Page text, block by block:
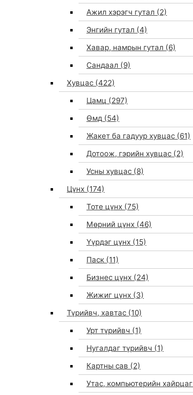
Ажил хэрэгч гутал (2)
Энгийн гутал (4)
Хавар, намрын гутал (6)
Сандаал (9)
Хувцас (422)
Цамц (297)
Өмд (54)
Жакет ба гадуур хувцас (61)
Дотоож, гэрийн хувцас (2)
Усны хувцас (8)
Цүнх (174)
Тоте цүнх (75)
Мөрний цүнх (46)
Үүрдэг цүнх (15)
Паск (11)
Бизнес цүнх (24)
Жижиг цүнх (3)
Түрийвч, хавтас (10)
Урт түрийвч (1)
Нугалдаг түрийвч (1)
Картны сав (2)
Утас, компьютерийн хайрцаг